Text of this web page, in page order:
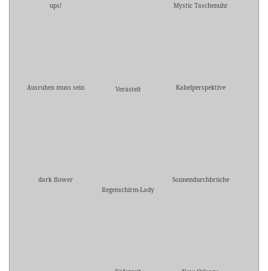
ups!
Mystic Taschenuhr
Ausruhen muss sein Verästelt Kabelperspektive
dark flower
Regenschirm-Lady
Sonnendurchbrüche